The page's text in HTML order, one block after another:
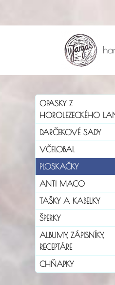
OPASKY Z
HOROLEZECKÉHO
DARČEKOVÉ SADY
VČELOBAL
PLOSKAČKY
ANTI MACO
TAŠKY A KABELKY
ŠPERKY
ALBUMY, ZÁPISNÍKY,
RECEPTÁRE
CHŇAPKY